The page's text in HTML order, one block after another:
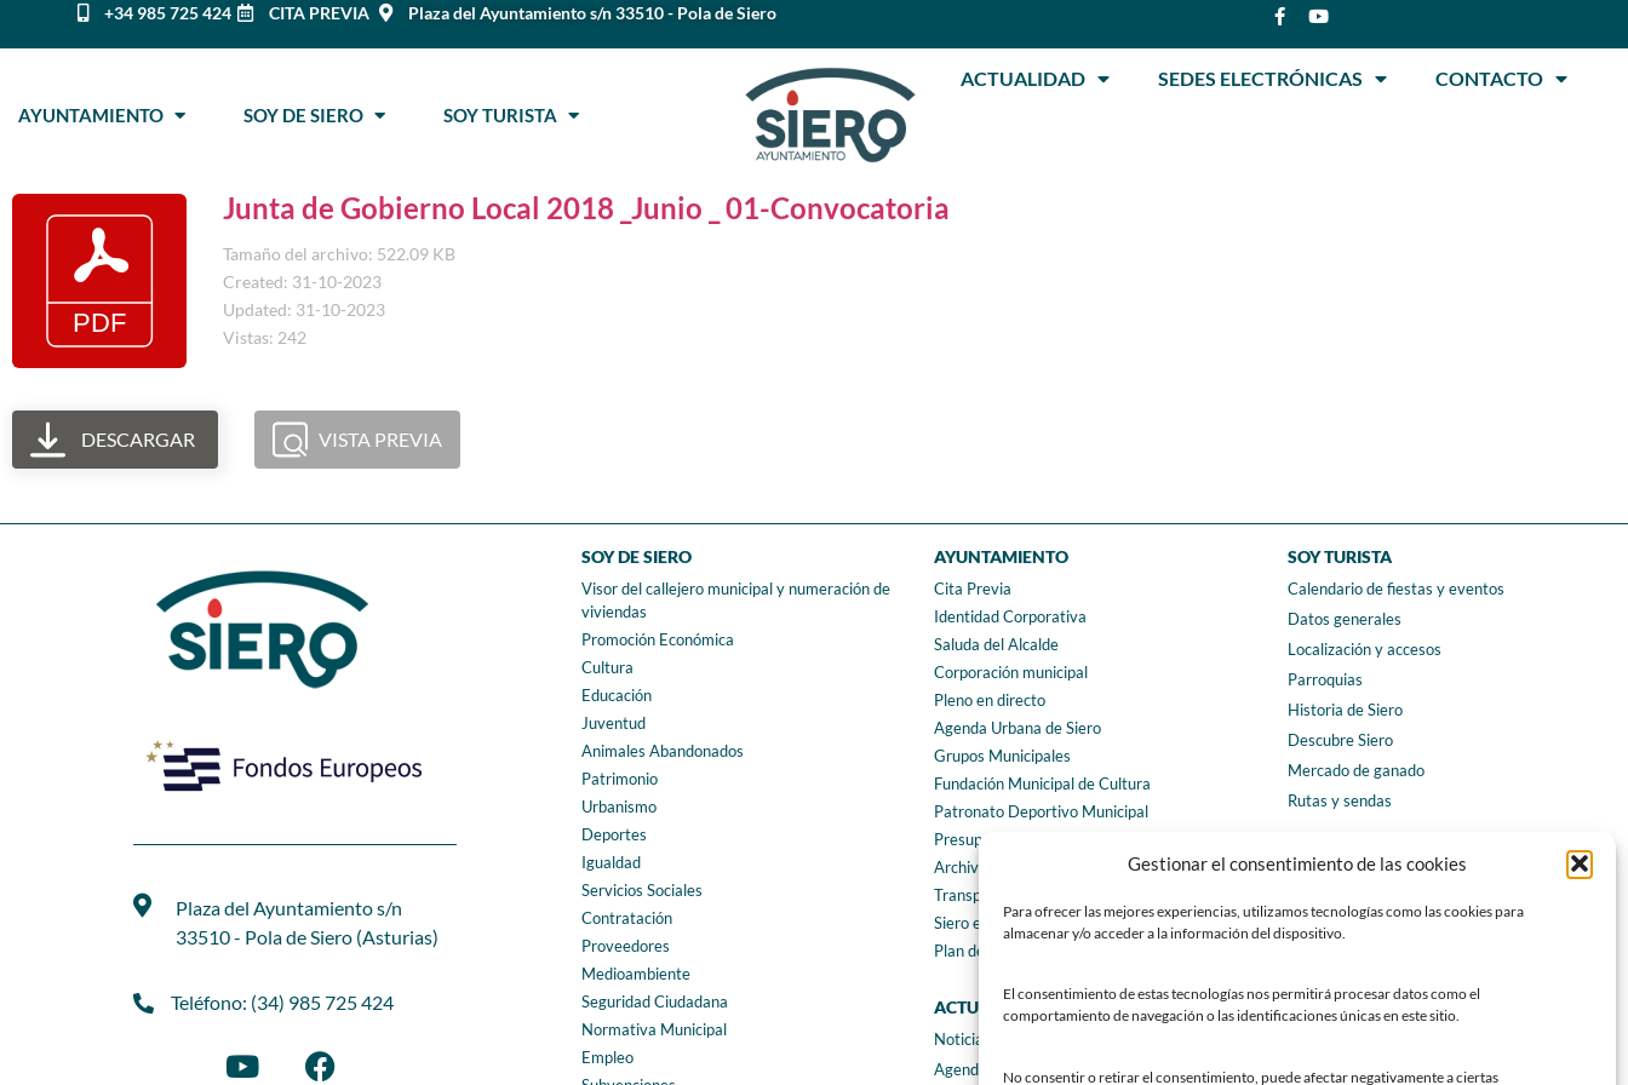
Gestionar el consentimiento de las cookies
Para ofrecer las mejores experiencias, utilizamos tecnologías como las cookies para
almacenar y/o acceder a la información del dispositivo.
El consentimiento de estas tecnologías nos permitirá procesar datos como el
comportamiento de navegación o las identificaciones únicas en este sitio.
No consentir o retirar el consentimiento, puede afectar negativamente a ciertas
+34 985 725 424 CITA PREVIA Plaza del Ayuntamiento s/n 33510 - Pola de Siero
AYUNTAMIENTO SOY DE SIERO SOY TURISTA
ACTUALIDAD SEDES ELECTRÓNICAS CONTACTO
Junta de Gobierno Local 2018 _Junio _ 01-Convocatoria
Tamaño del archivo: 522.09 KB
Created: 31-10-2023
Updated: 31-10-2023
Vistas: 242
DESCARGAR VISTA PREVIA
Plaza del Ayuntamiento s/n
33510 - Pola de Siero (Asturias)
Teléfono: (34) 985 725 424
SOY DE SIERO
Visor del callejero municipal y numeración de
viviendas
Promoción Económica
Cultura
Educación
Juventud
Animales Abandonados
Patrimonio
Urbanismo
Deportes
Igualdad
Servicios Sociales
Contratación
Proveedores
Medioambiente
Seguridad Ciudadana
Normativa Municipal
Empleo
AYUNTAMIENTO
Cita Previa
Identidad Corporativa
Saluda del Alcalde
Corporación municipal
Pleno en directo
Agenda Urbana de Siero
Grupos Municipales
Fundación Municipal de Cultura
Patronato Deportivo Municipal
Presupuestos municipales
Archivo municipal
Transparencia
Siero en Cifras
Plan de igualdad
ACTUALIDAD
Noticias
Agenda
SOY TURISTA
Calendario de fiestas y eventos
Datos generales
Localización y accesos
Parroquias
Historia de Siero
Descubre Siero
Mercado de ganado
Rutas y sendas
CONTACTO
Teléfonos de interés
Formulario de contacto